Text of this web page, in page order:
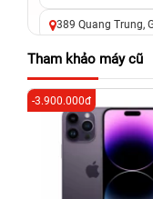
389 Quang Trung,
625 - 625A Âu Cơ,
326 Lê Văn Việt,
Đức cũ)
256 Võ Văn Ngân,
70 Nguyễn An
Tham khảo máy cũ
-3.900.000đ